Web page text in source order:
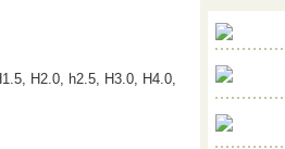
H2.0, h2.5, H3.0, H4.0,